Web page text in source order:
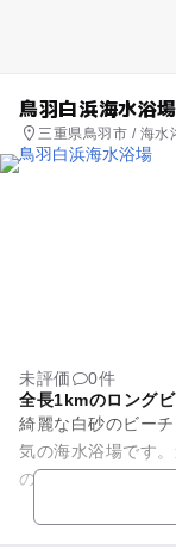
鳥羽白浜海水浴場
三重県鳥羽市 / 海水
未評価
0件
全長1kmのロングビ
綺麗な白砂のビー
気の海水浴場です
のいるファミリー